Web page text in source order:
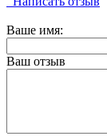
Ваше имя:
Ваш отзыв